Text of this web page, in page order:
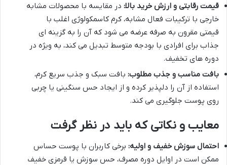
قیمت رقابتی و ارزش خرید بالا: در مقایسه با محصولات مشابه
خارجی با ترکیبات فعال مشابه، کرم کاسمکولوژی اغلب با
قیمتی مقرون به صرفه عرضه می شود که آن را به گزینه ای
جذاب برای افرادی با بودجه متوسط تبدیل می کند، به ویژه در
دوره های تخفیف.
بافت مناسب و جذب مطلوب: بافت سبک و جذب سریع کرم،
استفاده از آن را دلپذیر کرده و از ایجاد حس سنگینی یا چربی
روی پوست جلوگیری می کند.
معایب و نکاتی که باید در نظر گرفت
احتمال سوزش خفیف و اولیه: برخی کاربران با پوست حساس
ممکن است در اوایل دوره مصرف، حس سوزش یا قرمزی خفیف